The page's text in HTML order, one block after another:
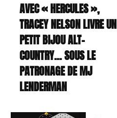
AVEC « HERCULES »,
TRACEY NELSON LIVRE UN
PETIT BIJOU ALT-
COUNTRY… SOUS LE
PATRONAGE DE MJ
LENDERMAN